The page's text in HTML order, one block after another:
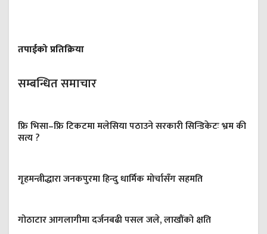
तपाईको प्रतिक्रिया
सम्बन्धित समाचार
फ्रि भिसा–फ्रि टिकटमा मलेसिया पठाउने सरकारी सिन्डिकेटः भ्रम की
सत्य ?
गृहमन्त्रीद्धारा जनकपुरमा हिन्दु धार्मिक मोर्चासँग सहमति
गोठाटार आगलागीमा दर्जनबढी पसल जले, लाखौंको क्षति